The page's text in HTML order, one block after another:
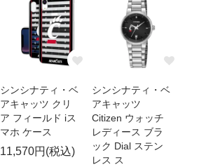
シンシナティ・ベ
アキャッツ クリ
ア フィールド iス
マホ ケース
11,570円(税込)
シンシナティ・ベ
アキャッツ
Citizen ウォッチ
レディース ブラ
ック Dial ステン
レス ス